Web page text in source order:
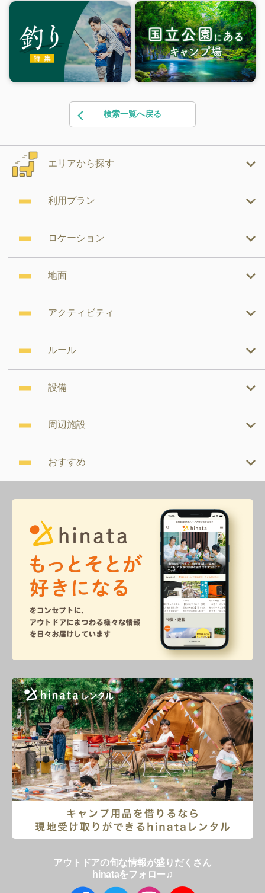
検索一覧へ戻る
エリアから探す
利用プラン
ロケーション
地面
アクティビティ
ルール
設備
周辺施設
おすすめ
アウトドアの旬な情報が盛りだくさん
hinataをフォロー♫